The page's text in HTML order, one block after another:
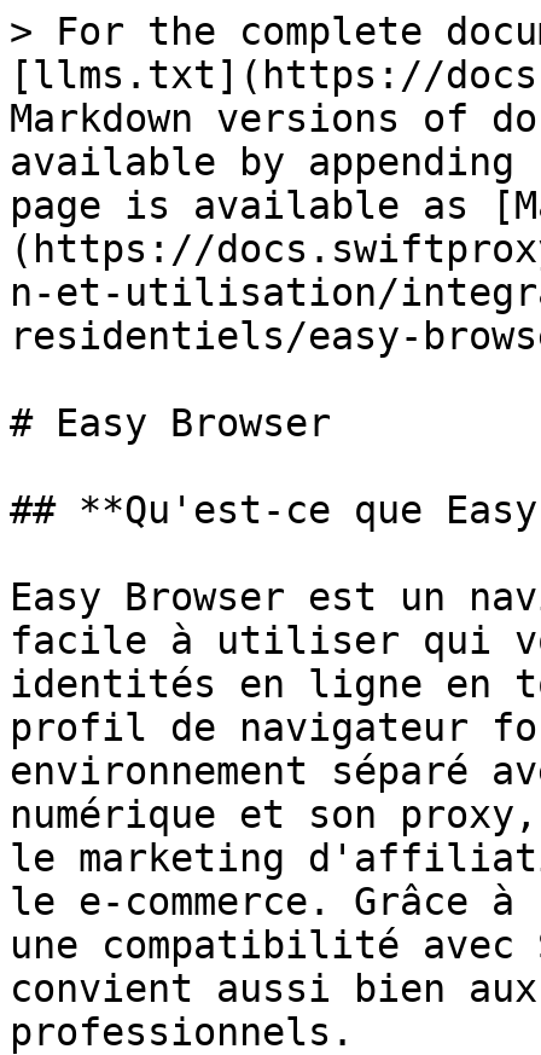
> For the complete
[llms.txt](https://
Markdown versions of
available by
page is available as
(https://
n-et-utilisation/
residentiels/easy-
# Easy Browser
## **Qu'est-ce que
Easy Browser est un
facile à utiliser qui
identités en ligne en
profil de navigateur
environnement séparé
numérique et son
le marketing
le e-commerce. Grâce
une compatibilité avec
convient aussi bien
professionnels.